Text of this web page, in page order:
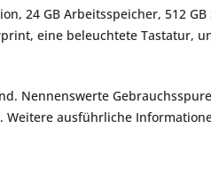
24 GB Arbeitsspeicher, 512
eine beleuchtete Tastatur,
Nennenswerte
ausführliche